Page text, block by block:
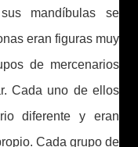
mandíbulas se
eran figuras muy
de mercenarios
Cada uno de ellos
diferente y eran
Cada grupo de